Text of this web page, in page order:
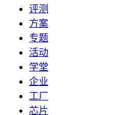
评测
方案
专题
活动
学堂
企业
工厂
芯片